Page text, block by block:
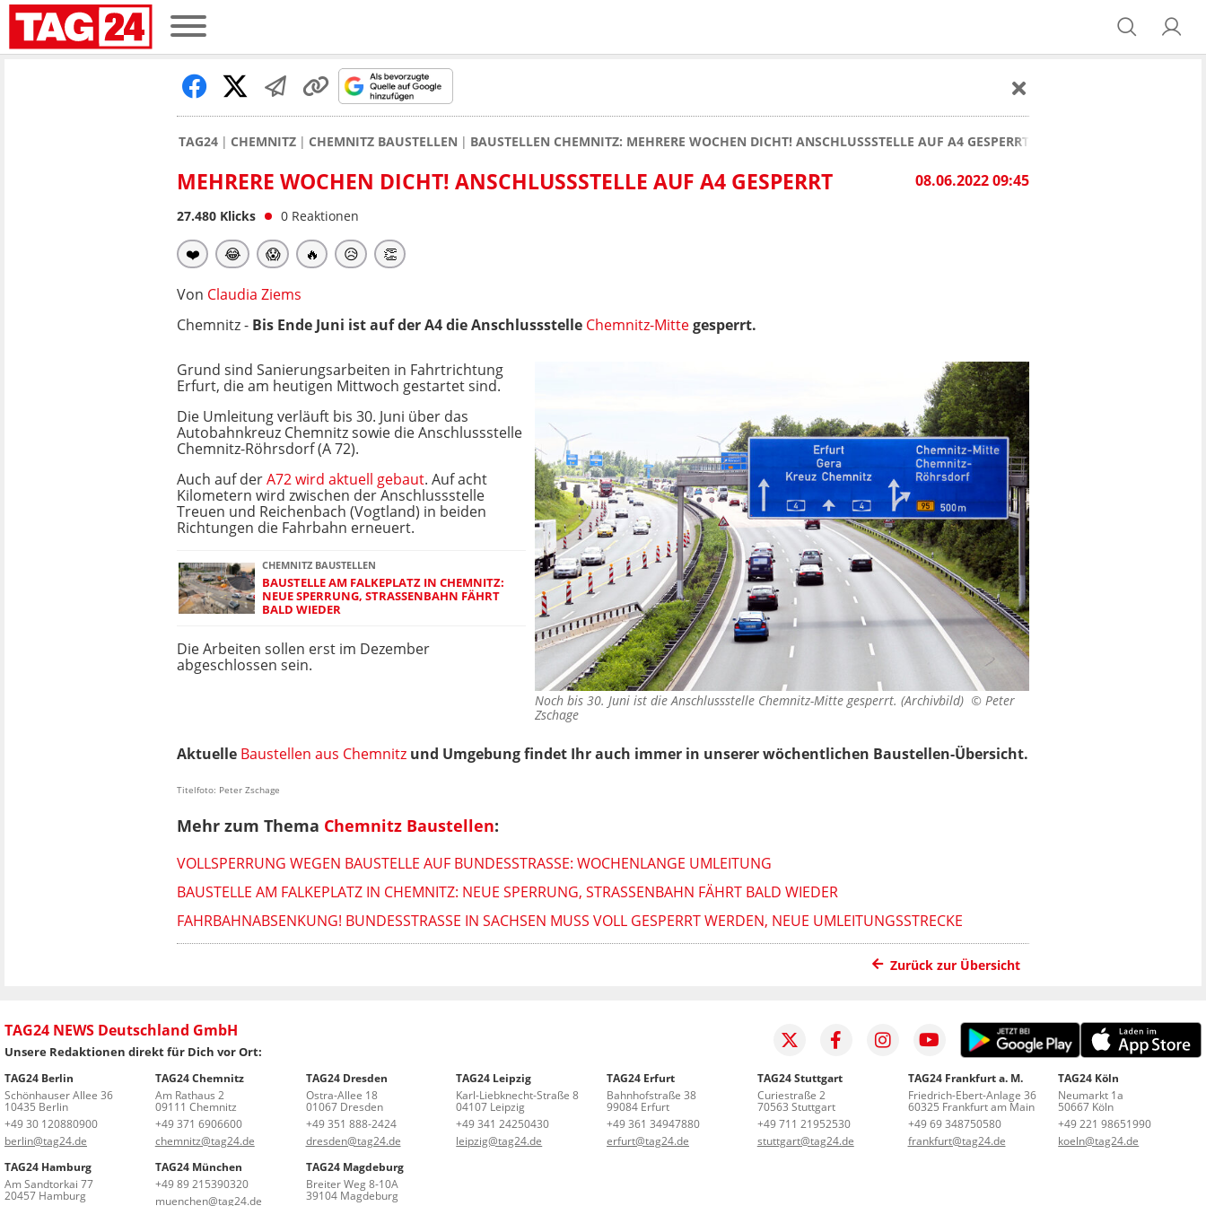
TAG24 CHEMNITZ CHEMNITZ BAUSTELLEN BAUSTELLEN CHEMNITZ: MEHRERE WOCHEN DICHT! ANSCHLUSSSTELLE AUF A4 GESPERRT
08.06.2022 09:45
MEHRERE WOCHEN DICHT! ANSCHLUSSSTELLE AUF A4 GESPERRT
27.480 Klicks 0 Reaktionen
❤️ 😂 😱 🔥 😥 👏
Von Claudia Ziems
Chemnitz - Bis Ende Juni ist auf der A4 die Anschlussstelle Chemnitz-Mittegesperrt.
Noch bis 30. Juni ist die Anschlussstelle Chemnitz-Mitte gesperrt. (Archivbild) © Peter
Zschage
Grund sind Sanierungsarbeiten in Fahrtrichtung
Erfurt, die am heutigen Mittwoch gestartet sind.
Die Umleitung verläuft bis 30. Juni über das
Autobahnkreuz Chemnitz sowie die Anschlussstelle
Chemnitz-Röhrsdorf (A 72).
Auch auf derA72 wird aktuell gebaut. Auf acht
Kilometern wird zwischen der Anschlussstelle
Treuen und Reichenbach (Vogtland) in beiden
Richtungen die Fahrbahn erneuert.
CHEMNITZ BAUSTELLEN
BAUSTELLE AM FALKEPLATZ IN CHEMNITZ:
NEUE SPERRUNG, STRASSENBAHN FÄHRT B
ALD WIEDER
Die Arbeiten sollen erst im Dezember
abgeschlossen sein.
Aktuelle Baustellen aus Chemnitz und Umgebung findet Ihr auch immer in unserer wöchentlichen Baustellen-Übersicht.
Titelfoto: Peter Zschage
Mehr zum Thema Chemnitz Baustellen:
VOLLSPERRUNG WEGEN BAUSTELLE AUF BUNDESSTRASSE: WOCHENLANGE UMLEITUNG
BAUSTELLE AM FALKEPLATZ IN CHEMNITZ: NEUE SPERRUNG, STRASSENBAHN FÄHRT BALD WIEDER
FAHRBAHNABSENKUNG! BUNDESSTRASSE IN SACHSEN MUSS VOLL GESPERRT WERDEN, NEUE UMLEITUNGSSTRECKE
Zurück zur Übersicht
TAG24 NEWS Deutschland GmbH
Unsere Redaktionen direkt für Dich vor Ort:
TAG24 Berlin
Schönhauser Allee 36
10435 Berlin
+49 30 120880900
berlin@tag24.de
TAG24 Chemnitz
Am Rathaus 2
09111 Chemnitz
+49 371 6906600
chemnitz@tag24.de
TAG24 Dresden
Ostra-Allee 18
01067 Dresden
+49 351 888-2424
dresden@tag24.de
TAG24 Leipzig
Karl-Liebknecht-Straße 8
04107 Leipzig
+49 341 24250430
leipzig@tag24.de
TAG24 Erfurt
Bahnhofstraße 38
99084 Erfurt
+49 361 34947880
erfurt@tag24.de
TAG24 Stuttgart
Curiestraße 2
70563 Stuttgart
+49 711 21952530
stuttgart@tag24.de
TAG24 Frankfurt a. M.
Friedrich-Ebert-Anlage 36
60325 Frankfurt am Main
+49 69 348750580
frankfurt@tag24.de
TAG24 Köln
Neumarkt 1a
50667 Köln
+49 221 98651990
koeln@tag24.de
TAG24 Hamburg
Am Sandtorkai 77
20457 Hamburg
TAG24 München
+49 89 215390320
muenchen@tag24.de
TAG24 Magdeburg
Breiter Weg 8-10A
39104 Magdeburg